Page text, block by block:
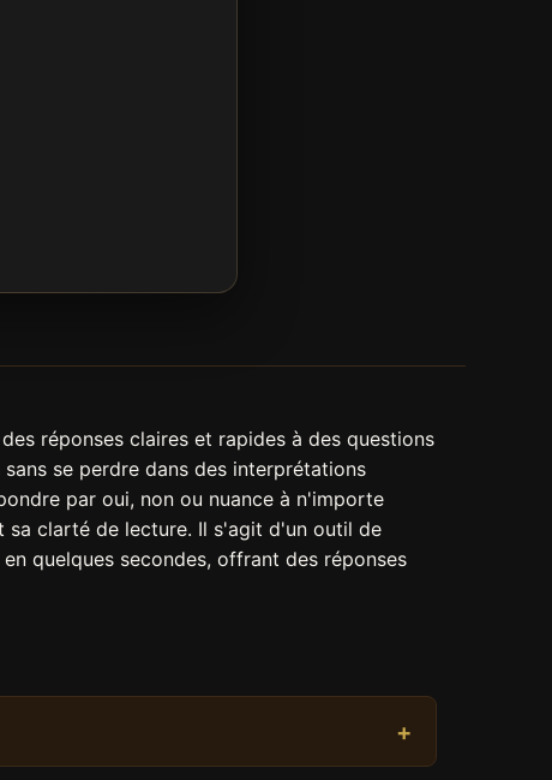
réponses claires et rapides à des questions
se perdre dans des interprétations
par oui, non ou nuance à n'importe
clarté de lecture. Il s'agit d'un outil de
quelques secondes, offrant des réponses